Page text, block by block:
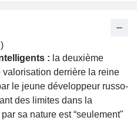
: la deuxième
derrière la reine
le jeune développeur russo-
des limites dans la
sa nature est “seulement"
de paiements pair-à-pair,